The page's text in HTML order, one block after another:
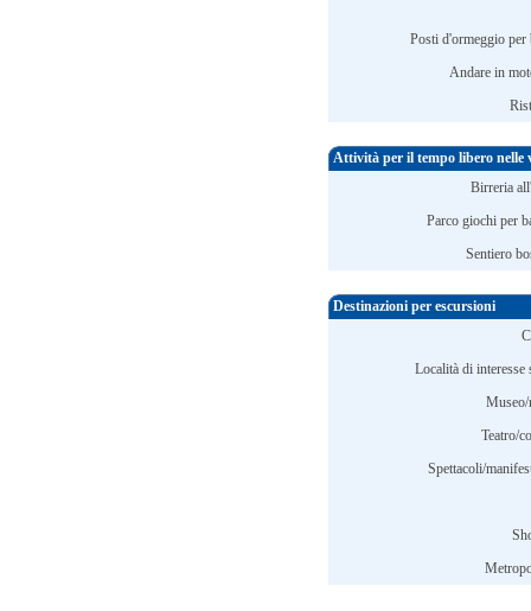
Posti d'ormeggio per
Andare in
Attività per il tempo libero nelle
Birreria
Parco giochi per
Sentiero
Destinazioni per escursioni
Località di interesse
Museo/
Teatro/
Spettacoli/